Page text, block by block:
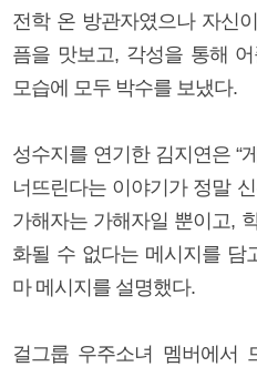
전학 온 방관자였으나 자신
픔을 맛보고, 각성을 통해
모습에 모두 박수를 보냈다.
성수지를 연기한 김지연은 “
너뜨린다는 이야기가 정말
가해자는 가해자일 뿐이고,
화될 수 없다는 메시지를 담
마 메시지를 설명했다.
걸그룹 우주소녀 멤버에서